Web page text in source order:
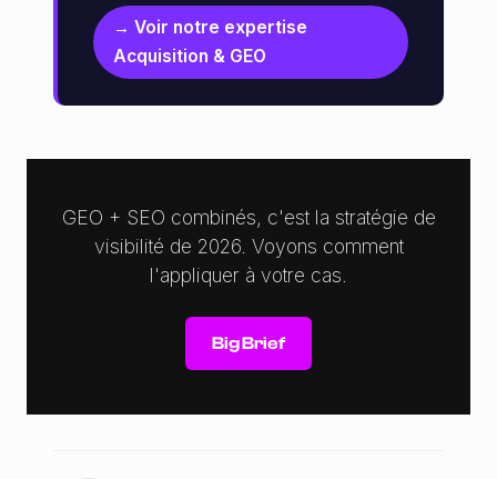
→ Voir notre expertise
Acquisition & GEO
GEO + SEO combinés, c'est la stratégie de
visibilité de 2026. Voyons comment
l'appliquer à votre cas.
Big Brief